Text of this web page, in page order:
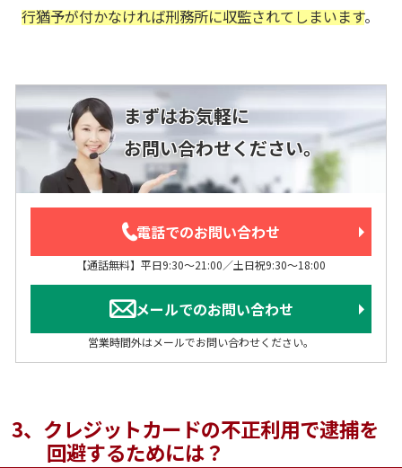
行猶予が付かなければ刑務所に収監されてしまいます。
まずはお気軽に
お問い合わせください。
電話でのお問い合わせ
【通話無料】平日9:30～21:00／土日祝9:30～18:00
メールでのお問い合わせ
営業時間外はメールでお問い合わせください。
3、クレジットカードの不正利用で逮捕を
回避するためには？